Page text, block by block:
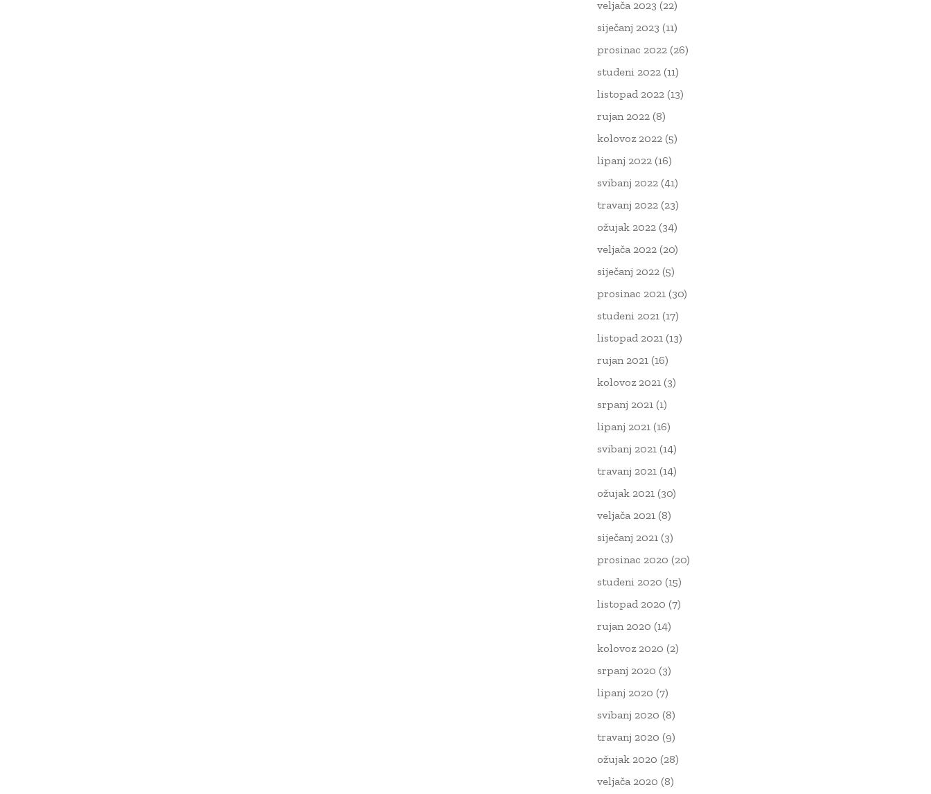
veljača 2023 (22)
siječanj 2023 (11)
prosinac 2022 (26)
studeni 2022 (11)
listopad 2022 (13)
rujan 2022 (8)
kolovoz 2022 (5)
lipanj 2022 (16)
svibanj 2022 (41)
travanj 2022 (23)
ožujak 2022 (34)
veljača 2022 (20)
siječanj 2022 (5)
prosinac 2021 (30)
studeni 2021 (17)
listopad 2021 (13)
rujan 2021 (16)
kolovoz 2021 (3)
srpanj 2021 (1)
lipanj 2021 (16)
svibanj 2021 (14)
travanj 2021 (14)
ožujak 2021 (30)
veljača 2021 (8)
siječanj 2021 (3)
prosinac 2020 (20)
studeni 2020 (15)
listopad 2020 (7)
rujan 2020 (14)
kolovoz 2020 (2)
srpanj 2020 (3)
lipanj 2020 (7)
svibanj 2020 (8)
travanj 2020 (9)
ožujak 2020 (28)
veljača 2020 (8)